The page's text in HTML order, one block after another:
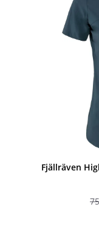
Fjällräven